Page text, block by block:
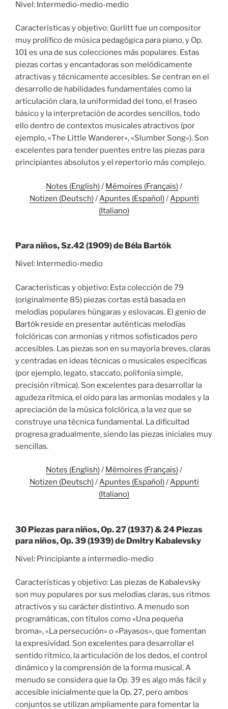
Nivel: Intermedio-medio-medio
Características y objetivo: Gurlitt fue un compositor
muy prolífico de música pedagógica para piano, y Op.
101 es una de sus colecciones más populares. Estas
piezas cortas y encantadoras son melódicamente
atractivas y técnicamente accesibles. Se centran en el
desarrollo de habilidades fundamentales como la
articulación clara, la uniformidad del tono, el fraseo
básico y la interpretación de acordes sencillos, todo
ello dentro de contextos musicales atractivos (por
ejemplo, «The Little Wanderer», «Slumber Song»). Son
excelentes para tender puentes entre las piezas para
principiantes absolutos y el repertorio más complejo.
Notes (English)/ Mémoires (Français)/
Notizen (Deutsch)/Apuntes (Español)/Appunti
(Italiano)
Para niños, Sz.42 (1909) de Béla Bartók
Nivel: Intermedio-medio
Características y objetivo: Esta colección de 79
(originalmente 85) piezas cortas está basada en
melodías populares húngaras y eslovacas. El genio de
Bartók reside en presentar auténticas melodías
folclóricas con armonías y ritmos sofisticados pero
accesibles. Las piezas son en su mayoría breves, claras
y centradas en ideas técnicas o musicales específicas
(por ejemplo, legato, staccato, polifonía simple,
precisión rítmica). Son excelentes para desarrollar la
agudeza rítmica, el oído para las armonías modales y la
apreciación de la música folclórica, a la vez que se
construye una técnica fundamental. La dificultad
progresa gradualmente, siendo las piezas iniciales muy
sencillas.
Notes (English)/ Mémoires (Français)/
Notizen (Deutsch)/Apuntes (Español)/Appunti
(Italiano)
30 Piezas para niños, Op. 27 (1937) & 24 Piezas
para niños, Op. 39 (1939) de Dmitry Kabalevsky
Nivel: Principiante a intermedio-medio
Características y objetivo: Las piezas de Kabalevsky
son muy populares por sus melodías claras, sus ritmos
atractivos y su carácter distintivo. A menudo son
programáticas, con títulos como «Una pequeña
broma», «La persecución» o «Payasos», que fomentan
la expresividad. Son excelentes para desarrollar el
sentido rítmico, la articulación de los dedos, el control
dinámico y la comprensión de la forma musical. A
menudo se considera que la Op. 39 es algo más fácil y
accesible inicialmente que la Op. 27, pero ambos
conjuntos se utilizan ampliamente para fomentar la